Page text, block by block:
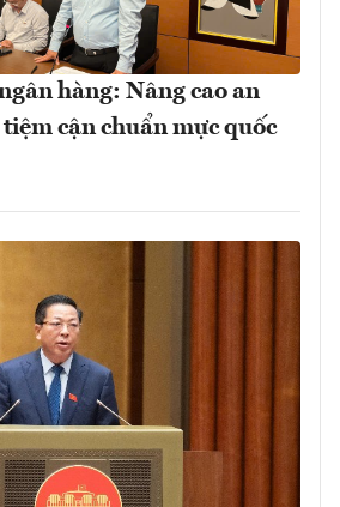
hàng: Nâng cao an
cận chuẩn mực quốc